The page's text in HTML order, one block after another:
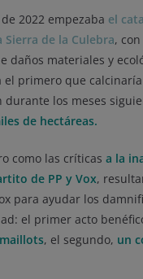
2022 empezaba el
Sierra de la Culebra,
daños materiales y
el primero que
durante los meses
de hectáreas.
como las críticas a la
de PP y Vox,
para ayudar los
el primer acto
, el segundo, un